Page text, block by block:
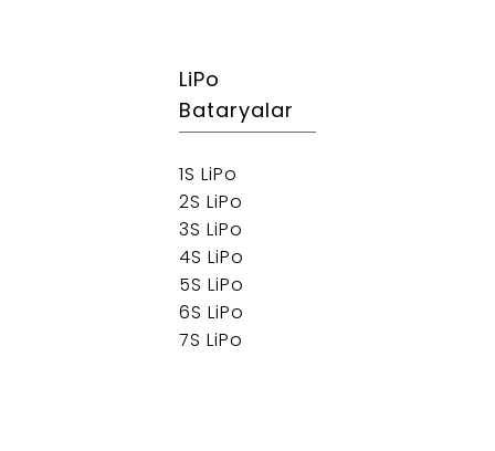
LiPo
Bataryalar
1S LiPo
2S LiPo
3S LiPo
4S LiPo
5S LiPo
6S LiPo
7S LiPo